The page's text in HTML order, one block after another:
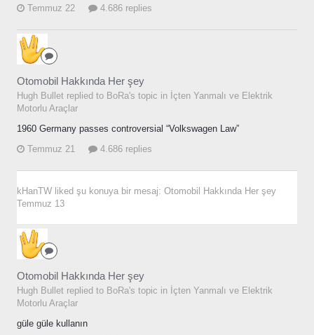
Temmuz 22
4.686 replies
Otomobil Hakkında Her şey
Hugh Bullet replied to BoRa's topic in İçten Yanmalı ve Elektrik
Motorlu Araçlar
1960 Germany passes controversial “Volkswagen Law”
Temmuz 21
4.686 replies
kHanTW liked şu konuya bir mesaj: Otomobil Hakkında Her şey
Temmuz 13
Otomobil Hakkında Her şey
Hugh Bullet replied to BoRa's topic in İçten Yanmalı ve Elektrik
Motorlu Araçlar
güle güle kullanın